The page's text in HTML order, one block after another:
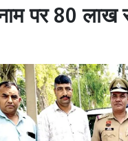
पर 80 लाख